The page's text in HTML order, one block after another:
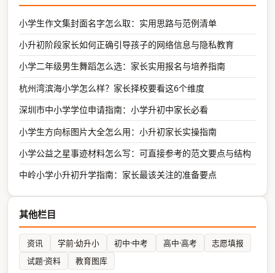
小学生作文集封面名字怎么取：实用思路与范例清单
小升初阶段家长如何正确引导孩子的网络信息与隐私教育
小学二年级男生舞蹈怎么选：家长实用报名与培养指南
杭州湾滨海小学怎么样？家长择校要看这6个维度
深圳市中小学学位申请指南：小学升初中家长必看
小学生方向标图片大全怎么用：小升初家长实操指南
小学公益之星事迹材料怎么写：可直接参考的范文要点与结构
中岭小学小升初升学指南：家长最该关注的准备要点
其他栏目
资讯 学前·幼升小 初中·中考 高中·高考
志愿填报
试题·资料
教育图库